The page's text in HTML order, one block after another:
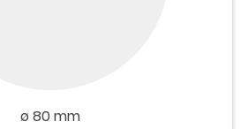
ø 80 mm